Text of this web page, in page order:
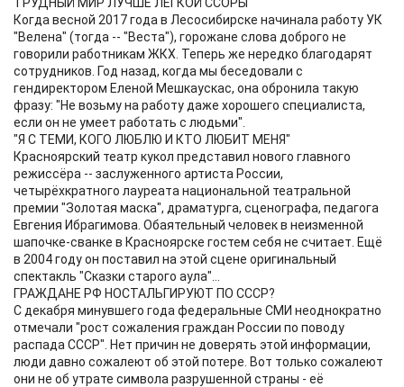
Когда весной 2017 года в Лесосибирске начинала работу УК
"Велена" (тогда -- "Веста"), горожане слова доброго не
говорили работникам ЖКХ. Теперь же нередко благодарят
сотрудников. Год назад, когда мы беседовали с
гендиректором Еленой Мешкаускас, она обронила такую
фразу: "Не возьму на работу даже хорошего специалиста,
если он не умеет работать с людьми".
"Я С ТЕМИ, КОГО ЛЮБЛЮ И КТО ЛЮБИТ МЕНЯ"
Красноярский театр кукол представил нового главного
режиссёра -- заслуженного артиста России,
четырёхкратного лауреата национальной театральной
премии "Золотая маска", драматурга, сценографа, педагога
Евгения Ибрагимова. Обаятельный человек в неизменной
шапочке-сванке в Красноярске гостем себя не считает. Ещё
в 2004 году он поставил на этой сцене оригинальный
спектакль "Сказки старого аула"...
ГРАЖДАНЕ РФ НОСТАЛЬГИРУЮТ ПО СССР?
С декабря минувшего года федеральные СМИ неоднократно
отмечали "рост сожаления граждан России по поводу
распада СССР". Нет причин не доверять этой информации,
люди давно сожалеют об этой потере. Вот только сожалеют
они не об утрате символа разрушенной страны - её